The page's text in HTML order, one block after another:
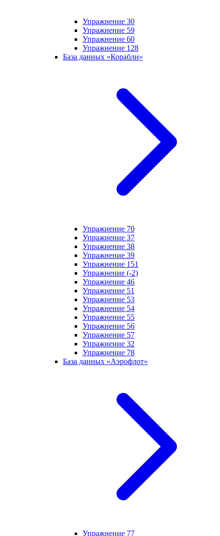
Упражнение 30
Упражнение 59
Упражнение 60
Упражнение 128
База данных «Корабли»
Упражнение 70
Упражнение 37
Упражнение 38
Упражнение 39
Упражнение 151
Упражнение (-2)
Упражнение 46
Упражнение 51
Упражнение 53
Упражнение 54
Упражнение 55
Упражнение 56
Упражнение 57
Упражнение 32
Упражнение 78
База данных «Аэрофлот»
Упражнение 77